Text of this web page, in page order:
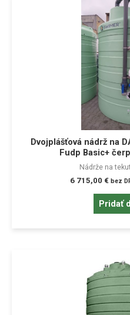
Dvojplášťová nádrž na
Fudp Basic+
Nádrže na
6 715,00 € bez
Pridať